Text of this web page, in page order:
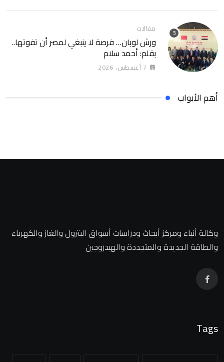
مقالات
ورش لوبان… فرصة لا ينبغي لمصر أن تفوتها..
بقلم: أحمد سلام
7 أغسطس، 2026
أهم الأبواب
وكالة أنباء ومركز أبحاث ودراسات أسواق البترول والغاز والكهرباء
والطاقة الجديدة والمتجددة والهيدروجين
Tags